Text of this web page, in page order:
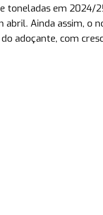
toneladas em 2024/
Ainda assim, o
adoçante, com